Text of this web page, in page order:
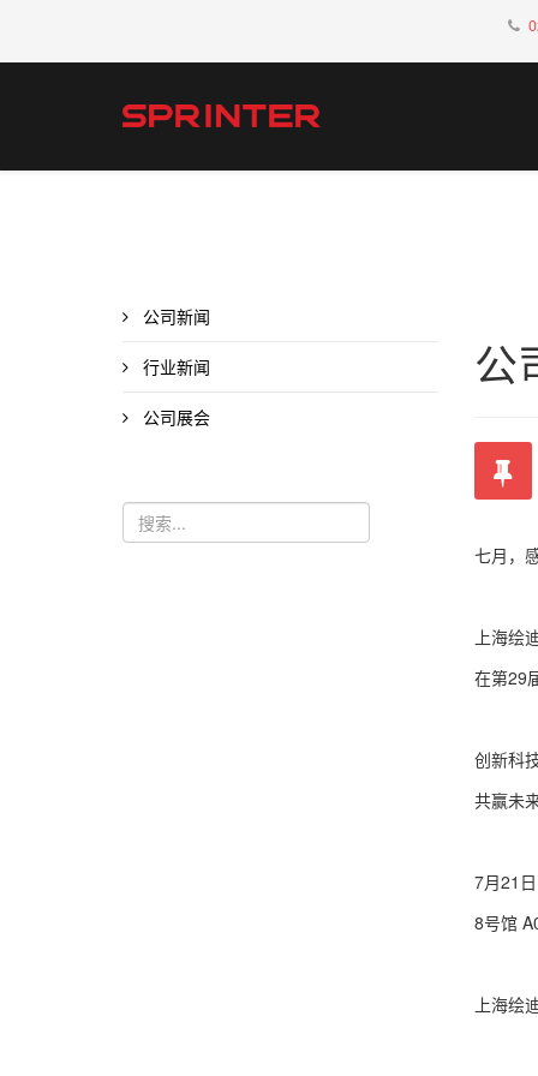
公司新闻
行业新闻
公司展会
公
七月，
上海绘
在第29
创新科
共赢未
7月21
8号馆
上海绘